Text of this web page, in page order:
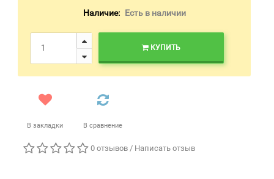
Наличие: Есть в наличии
КУПИТЬ
В закладки В сравнение
0 отзывов / Написать отзыв